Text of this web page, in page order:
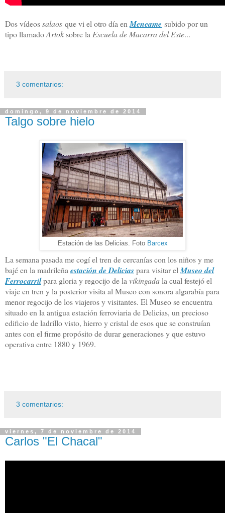
Dos vídeossalaos que vi el otro día en Meneame subido por un
tipo llamadoArtoksobre la Escuela de Macarra del Este...
3 comentarios:
domingo, 9 de noviembre de 2014
Talgo sobre hielo
Estación de las Delicias. Foto Barcex
La semana pasada me cogí el tren de cercanías con los niños y me
bajé en la madrileñaestación de Deliciaspara visitar elMuseo del
Ferrocarrilpara gloria y regocijo de la vikingadala cual festejó el
viaje en tren y la posterior visita al Museo con sonora algarabía para
menor regocijo de los viajeros y visitantes. El Museo se encuentra
situado en la antigua estación ferroviaria de Delicias, un precioso
edificio de ladrillo visto, hierro y cristal de esos que se construían
antes con el firme propósito de durar generaciones y que estuvo
operativa entre 1880 y 1969.
3 comentarios:
viernes, 7 de noviembre de 2014
Carlos "El Chacal"